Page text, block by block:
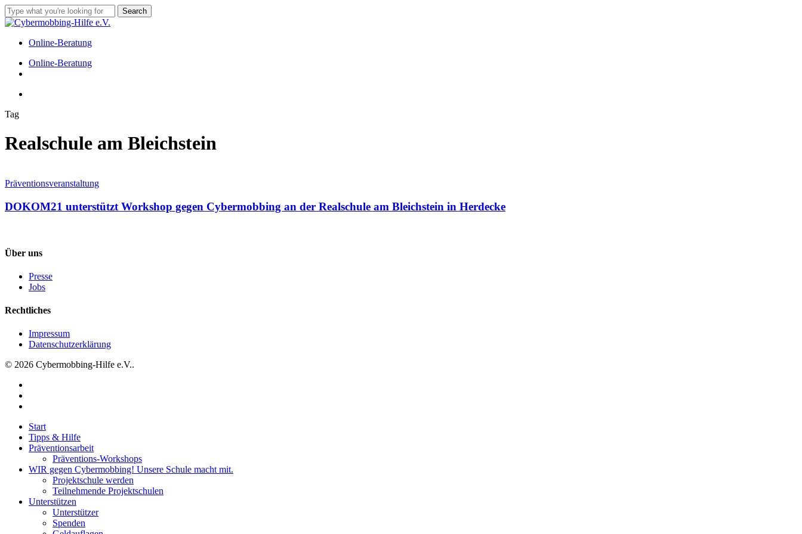
Skip
to
main
content
Search
Close
Online-Beratung
Menu
Online-Beratung
Tag
Realschule am Bleichstein
unterstützt
gegen
Cybermobbing
Realschule
am
Herdecke
Präventionsveranstaltung
DOKOM21 unterstützt Workshop gegen Cybermobbing an der Realschule am Bleichstein in Herdecke
Über uns
Presse
Jobs
Rechtliches
Impressum
Datenschutzerklärung
© 2026 Cybermobbing-Hilfe e.V..
Close
Menu
Start
Tipps & Hilfe
Präventionsarbeit
Präventions-Workshops
WIR gegen Cybermobbing! Unsere Schule macht mit.
Projektschule werden
Teilnehmende Projektschulen
Unterstützen
Unterstützer
Spenden